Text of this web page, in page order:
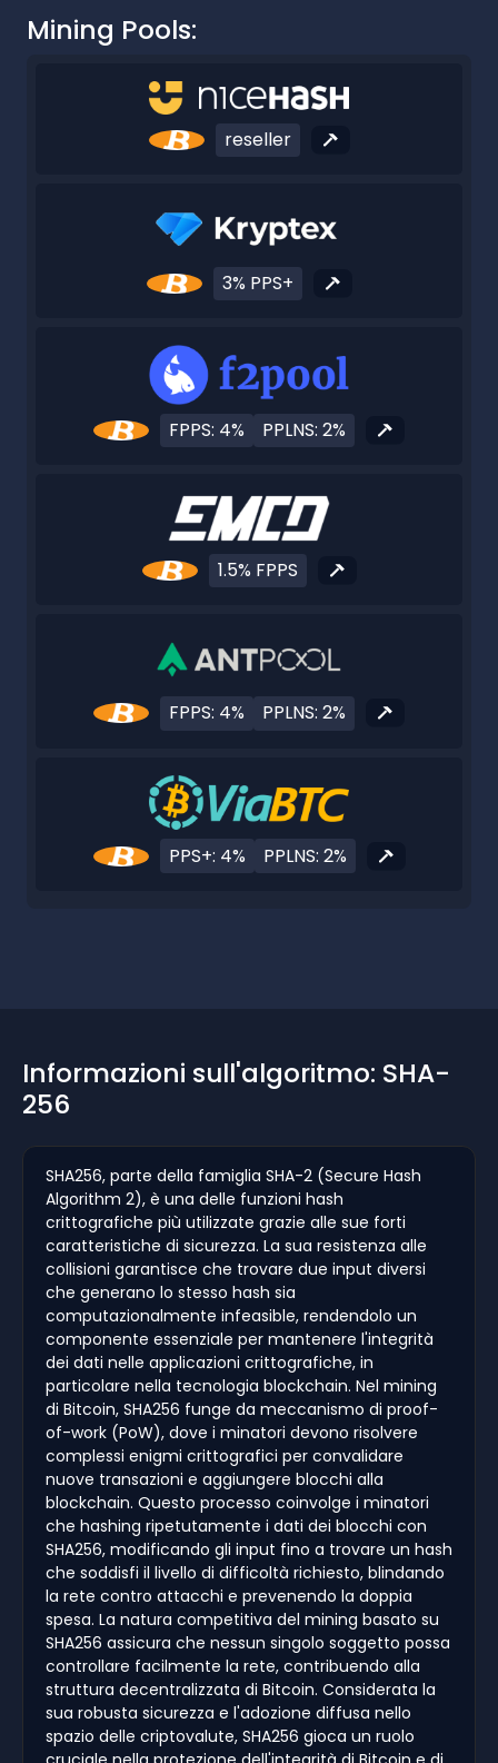
Mining Pools:
reseller
3% PPS+
FPPS: 4% PPLNS: 2%
1.5% FPPS
FPPS: 4% PPLNS: 2%
PPS+: 4% PPLNS: 2%
Informazioni sull'algoritmo: SHA-
256
SHA256, parte della famiglia SHA-2 (Secure Hash
Algorithm 2), è una delle funzioni hash
crittografiche più utilizzate grazie alle sue forti
caratteristiche di sicurezza. La sua resistenza alle
collisioni garantisce che trovare due input diversi
che generano lo stesso hash sia
computazionalmente infeasible, rendendolo un
componente essenziale per mantenere l'integrità
dei dati nelle applicazioni crittografiche, in
particolare nella tecnologia blockchain. Nel mining
di Bitcoin, SHA256 funge da meccanismo di proof-
of-work (PoW), dove i minatori devono risolvere
complessi enigmi crittografici per convalidare
nuove transazioni e aggiungere blocchi alla
blockchain. Questo processo coinvolge i minatori
che hashing ripetutamente i dati dei blocchi con
SHA256, modificando gli input fino a trovare un hash
che soddisfi il livello di difficoltà richiesto, blindando
la rete contro attacchi e prevenendo la doppia
spesa. La natura competitiva del mining basato su
SHA256 assicura che nessun singolo soggetto possa
controllare facilmente la rete, contribuendo alla
struttura decentralizzata di Bitcoin. Considerata la
sua robusta sicurezza e l'adozione diffusa nello
spazio delle criptovalute, SHA256 gioca un ruolo